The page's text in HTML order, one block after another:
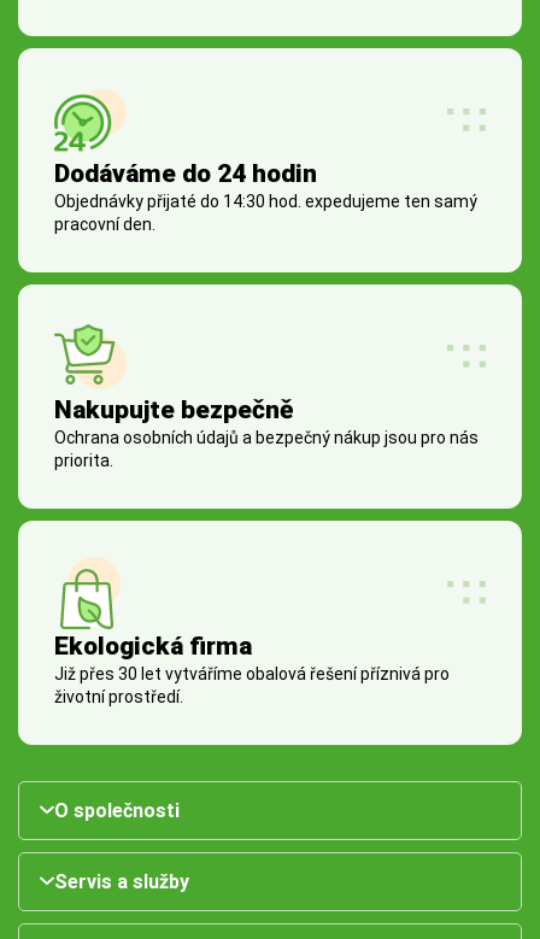
Dodáváme do 24 hodin
Objednávky přijaté do 14:30 hod. expedujeme ten samý
pracovní den.
Nakupujte bezpečně
Ochrana osobních údajů a bezpečný nákup jsou pro nás
priorita.
Ekologická firma
Již přes 30 let vytváříme obalová řešení příznivá pro
životní prostředí.
O společnosti
Servis a služby